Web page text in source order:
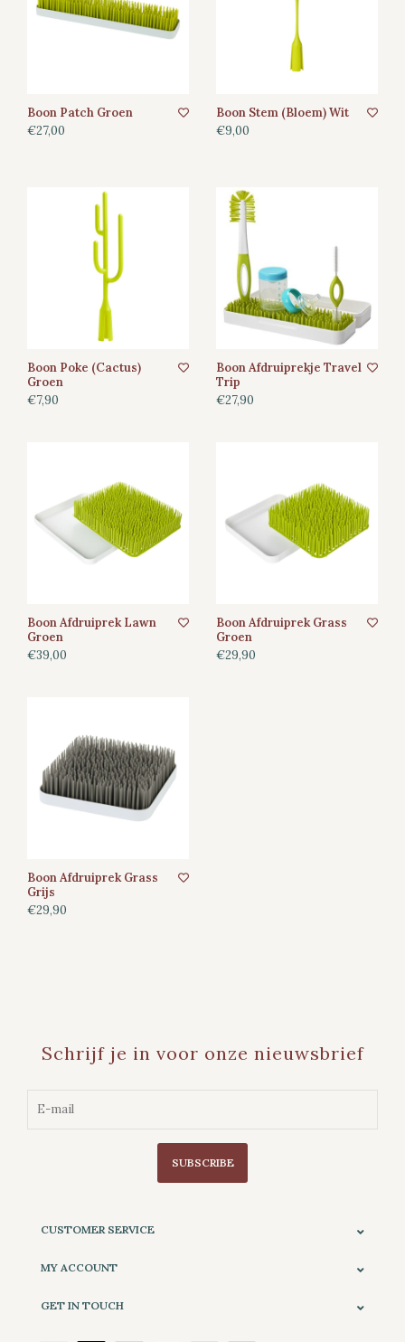
Boon Patch Groen
€27,00
Boon Stem (Bloem) Wit
€9,00
Boon Poke (Cactus)
Groen
€7,90
Boon Afdruiprekje Travel
Trip
€27,90
Boon Afdruiprek Lawn
Groen
€39,00
Boon Afdruiprek Grass
Groen
€29,90
Boon Afdruiprek Grass
Grijs
€29,90
Schrijf je in voor onze nieuwsbrief
SUBSCRIBE
CUSTOMER SERVICE
MY ACCOUNT
GET IN TOUCH